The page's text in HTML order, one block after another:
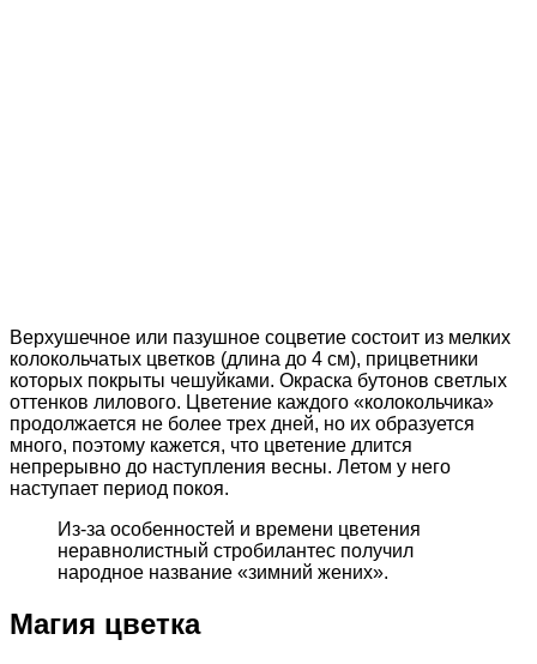
Верхушечное или пазушное соцветие состоит из мелких
колокольчатых цветков (длина до 4 см), прицветники
которых покрыты чешуйками. Окраска бутонов светлых
оттенков лилового. Цветение каждого «колокольчика»
продолжается не более трех дней, но их образуется
много, поэтому кажется, что цветение длится
непрерывно до наступления весны. Летом у него
наступает период покоя.
Из-за особенностей и времени цветения
неравнолистный стробилантес получил
народное название «зимний жених».
Магия цветка